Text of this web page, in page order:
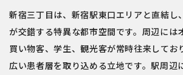
新宿三丁目は、新宿駅東口エリアと直結し
が交錯する特異な都市空間です。周辺には
買い物客、学生、観光客が常時往来してお
広い患者層を取り込める立地です。駅周辺